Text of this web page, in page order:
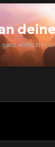
einfach in